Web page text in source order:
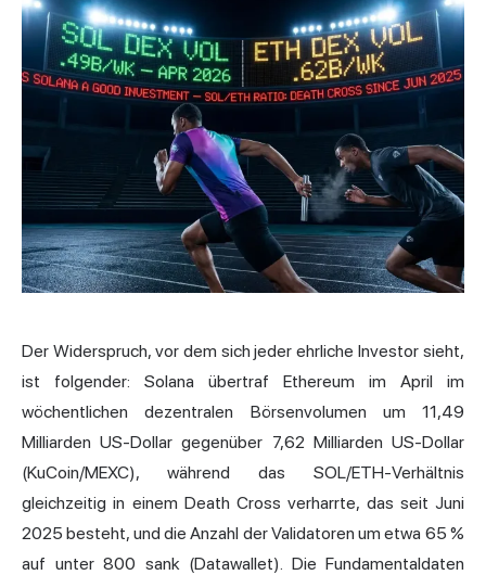
Der Widerspruch, vor dem sich jeder ehrliche Investor sieht,
ist folgender: Solana übertraf Ethereum im April im
wöchentlichen dezentralen Börsenvolumen um 11,49
Milliarden US-Dollar gegenüber 7,62 Milliarden US-Dollar
(KuCoin/MEXC), während das SOL/ETH-Verhältnis
gleichzeitig in einem Death Cross verharrte, das seit Juni
2025 besteht, und die Anzahl der Validatoren um etwa 65 %
auf unter 800 sank (Datawallet). Die Fundamentaldaten